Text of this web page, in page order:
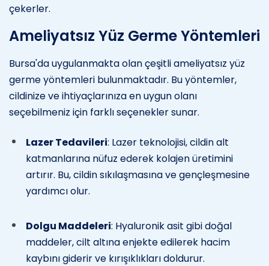
çekerler.
Ameliyatsız Yüz Germe Yöntemleri
Bursa'da uygulanmakta olan çeşitli ameliyatsız yüz
germe yöntemleri bulunmaktadır. Bu yöntemler,
cildinize ve ihtiyaçlarınıza en uygun olanı
seçebilmeniz için farklı seçenekler sunar.
Lazer Tedavileri: Lazer teknolojisi, cildin alt
katmanlarına nüfuz ederek kolajen üretimini
artırır. Bu, cildin sıkılaşmasına ve gençleşmesine
yardımcı olur.
Dolgu Maddeleri: Hyaluronik asit gibi doğal
maddeler, cilt altına enjekte edilerek hacim
kaybını giderir ve kırışıklıkları doldurur.